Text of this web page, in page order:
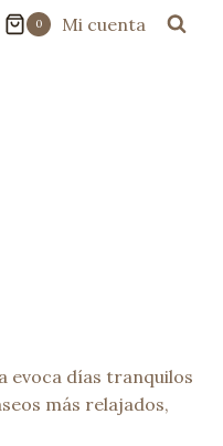
0 Mi cuenta
evoca días tranquilos
más relajados,